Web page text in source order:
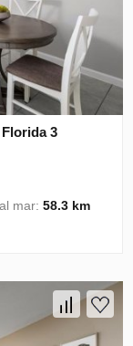
3
mar:58.3 km